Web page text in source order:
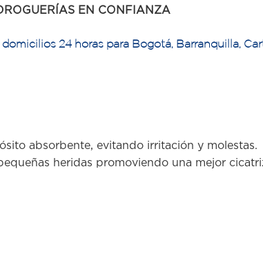
EN CONFIANZA
24 horas para Bogotá, Barranquilla,
absorbente, evitando irritación y molestas.
heridas promoviendo una mejor